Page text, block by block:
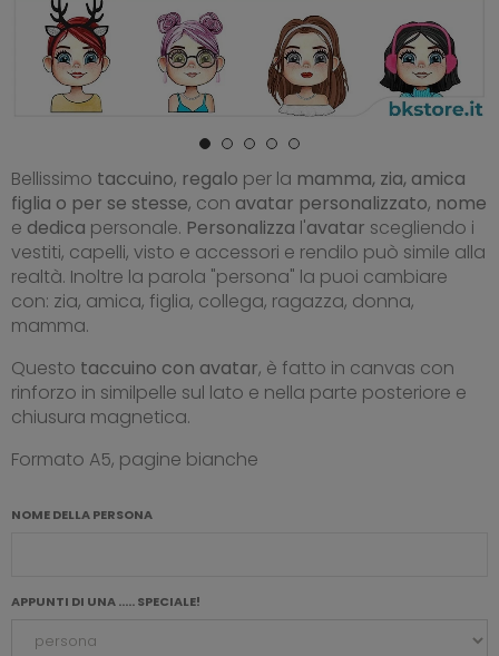
Bellissimo taccuino, regalo per la mamma, zia, amica
figlia o per se stesse, con avatar personalizzato, nome
e dedica personale. Personalizza l'avatar scegliendo i
vestiti, capelli, visto e accessori e rendilo può simile alla
realtà. Inoltre la parola "persona" la puoi cambiare
con: zia, amica, figlia, collega, ragazza, donna,
mamma.
Questo taccuino con avatar, è fatto in canvas con
rinforzo in similpelle sul lato e nella parte posteriore e
chiusura magnetica.
Formato A5, pagine bianche
NOME DELLA PERSONA
APPUNTI DI UNA ..... SPECIALE!